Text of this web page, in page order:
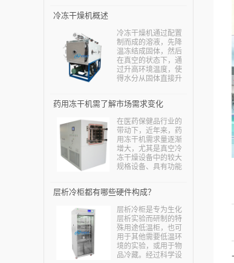
冷冻干燥机概述
冷冻干燥机通过配置
制而成的溶液，先降
温冻结成固体，然后
在真空的状态下，通
过升高环境温度，使
得水分从固体直接升
证物质中的热敏成分
证物质中一些易氧化
的成分损失减少，确
保制品不会出现问
题。...
药用冻干机需了解市场需求变化
在医药保健品行业的
带动下，近年来，药
用冻干机需求量逐渐
增大，尤其是真空冷
冻干燥设备中的较大
规格设备、具有功能
需求量不断增多。真
于具有低温干燥、有
效成分破坏少、疏松
易溶化吸收、干燥和
灭菌同时进行的优
点，从而能确保产品
有效成分高、无菌指
层析冷柜都有哪些硬件构成？
层析冷柜是专为生化
层析实验而研制的特
殊用途低温柜，也可
用于其他需要低温环
境的实验，或用于物
品冷藏。经过科学设